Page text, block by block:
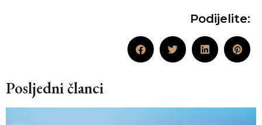
Podijelite:
Posljedni članci